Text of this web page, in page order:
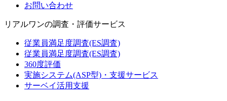
お問い合わせ
リアルワンの調査・評価サービス
従業員満足度調査(ES調査)
従業員満足度調査(ES調査)
360度評価
実施システム(ASP型)・支援サービス
サーベイ活用支援